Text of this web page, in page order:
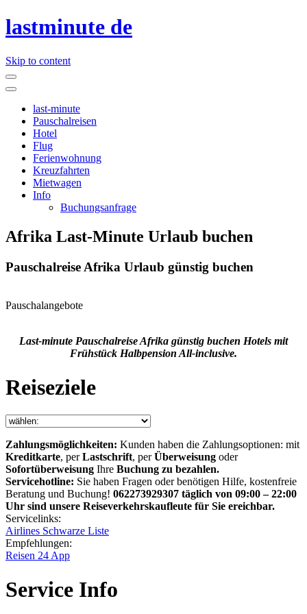
lastminute de
Skip to content
last-minute
Pauschalreisen
Hotel
Flug
Ferienwohnung
Kreuzfahrten
Mietwagen
Info
Buchungsanfrage
Afrika Last-Minute Urlaub buchen
Pauschalreise Afrika Urlaub günstig buchen
Pauschalangebote
Last-minute Pauschalreise Afrika günstig buchen Hotels mit
Frühstück Halbpension All-inclusive.
Reiseziele
Zahlungsmöglichkeiten: Kunden haben die Zahlungsoptionen: mit
Kreditkarte, perLastschrift, perÜberweisung oder
Sofortüberweisung Ihre Buchung zu bezahlen.
Servicehotline: Sie haben Fragen oder benötigen Hilfe, kostenfreie
Beratung und Buchung! 062273929307 täglich von 09:00 – 22:00
Uhr sind unsere Reiseverkehrskaufleute für Sie ereichbar.
Servicelinks:
Airlines Schwarze Liste
Empfehlungen:
Reisen 24 App
Service Info